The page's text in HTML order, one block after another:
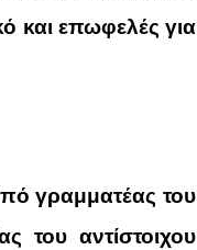
και επωφελές για
γραμματέας του
του αντίστοιχου